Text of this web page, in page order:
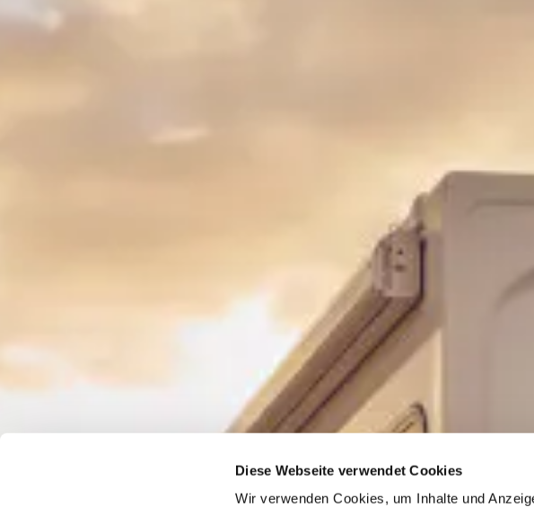
Diese Webseite verwendet Cookies
Wir verwenden Cookies, um Inhalte und